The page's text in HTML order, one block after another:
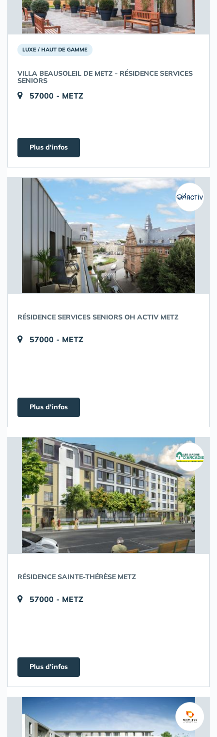
LUXE / HAUT DE GAMME
VILLA BEAUSOLEIL DE METZ - RÉSIDENCE SERVICES
SENIORS
57000 - METZ
Plus d'infos
RÉSIDENCE SERVICES SENIORS OH ACTIV METZ
57000 - METZ
Plus d'infos
RÉSIDENCE SAINTE-THÉRÈSE METZ
57000 - METZ
Plus d'infos